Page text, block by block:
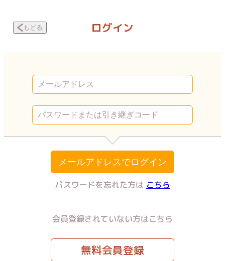
もどる ログイン
メールアドレスでログイン
パスワードを忘れた方は こちら
会員登録されていない方はこちら
無料会員登録